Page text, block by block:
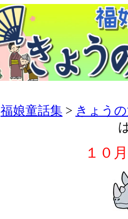
福娘童話集 > きょう
１０